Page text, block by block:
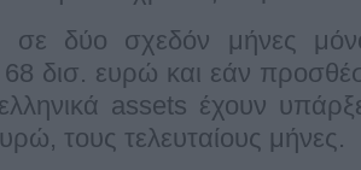
δύο σχεδόν μήνες
δισ. ευρώ και εάν
assets έχουν
τους τελευταίους μήνες.